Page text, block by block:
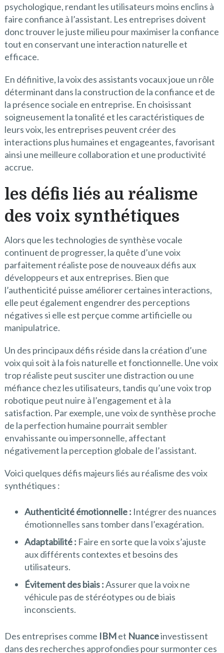
psychologique, rendant les utilisateurs moins enclins à
faire confiance à l’assistant. Les entreprises doivent
donc trouver le juste milieu pour maximiser la confiance
tout en conservant une interaction naturelle et
efficace.
En définitive, la voix des assistants vocaux joue un rôle
déterminant dans la construction de la confiance et de
la présence sociale en entreprise. En choisissant
soigneusement la tonalité et les caractéristiques de
leurs voix, les entreprises peuvent créer des
interactions plus humaines et engageantes, favorisant
ainsi une meilleure collaboration et une productivité
accrue.
les défis liés au réalisme
des voix synthétiques
Alors que les technologies de synthèse vocale
continuent de progresser, la quête d’une voix
parfaitement réaliste pose de nouveaux défis aux
développeurs et aux entreprises. Bien que
l’authenticité puisse améliorer certaines interactions,
elle peut également engendrer des perceptions
négatives si elle est perçue comme artificielle ou
manipulatrice.
Un des principaux défis réside dans la création d’une
voix qui soit à la fois naturelle et fonctionnelle. Une voix
trop réaliste peut susciter une distraction ou une
méfiance chez les utilisateurs, tandis qu’une voix trop
robotique peut nuire à l’engagement et à la
satisfaction. Par exemple, une voix de synthèse proche
de la perfection humaine pourrait sembler
envahissante ou impersonnelle, affectant
négativement la perception globale de l’assistant.
Voici quelques défis majeurs liés au réalisme des voix
synthétiques :
Authenticité émotionnelle : Intégrer des nuances
émotionnelles sans tomber dans l’exagération.
Adaptabilité : Faire en sorte que la voix s’ajuste
aux différents contextes et besoins des
utilisateurs.
Évitement des biais :Assurer que la voix ne
véhicule pas de stéréotypes ou de biais
inconscients.
Des entreprises comme IBMet Nuanceinvestissent
dans des recherches approfondies pour surmonter ces